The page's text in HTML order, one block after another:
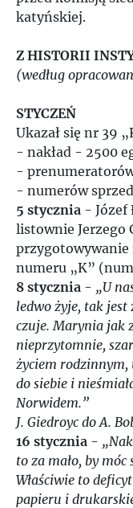
katyńskiej.
Z HISTORII
(według
STYCZEŃ
Ukazał się nr 39
- nakład - 2500
-
- numerów
5 stycznia - Józef
listownie Jerzego
przygotowywanie
numeru „K”
8 stycznia - „U
ledwo żyje, tak jest
czuje. Marynia jak
nieprzytomnie,
życiem
do siebie i
Norwidem.”
J. Giedroyc do A.
16 stycznia -
to za mało, by
Właściwie to
papieru i